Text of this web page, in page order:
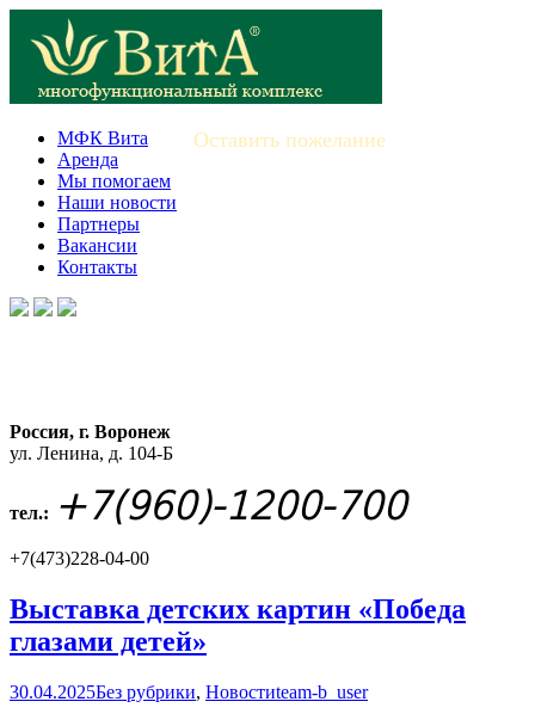
Оставить пожелание
МФК Вита
Аренда
Мы помогаем
Наши новости
Партнеры
Вакансии
Контакты
Россия, г. Воронеж
ул. Ленина, д. 104-Б
тел.: +7(960)-1200-700
+7(473)228-04-00
Выставка детских картин «Победа
глазами детей»
30.04.2025Без рубрики, Новостиteam-b_user